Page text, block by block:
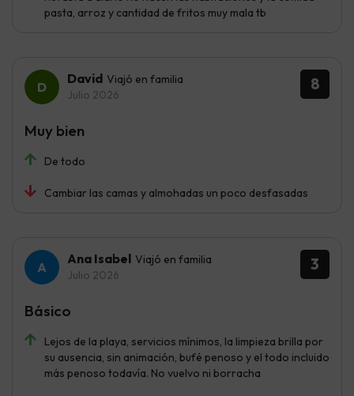
pasta, arroz y cantidad de fritos muy mala tb
8
David Viajó en familia
Julio 2026
De todo
Cambiar las camas y almohadas un poco desfasadas
Muy bien
3
Ana Isabel Viajó en familia
Julio 2026
Lejos de la playa, servicios mínimos, la limpieza brilla por
su ausencia, sin animación, bufé penoso y el todo incluido
más penoso todavía. No vuelvo ni borracha
Básico